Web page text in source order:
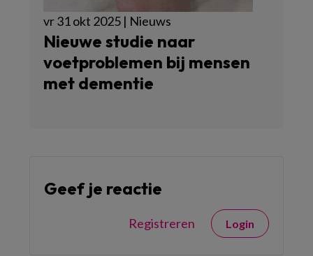
vr 31 okt 2025 | Nieuws
Nieuwe studie naar
voetproblemen bij mensen
met dementie
Geef je reactie
Registreren Login